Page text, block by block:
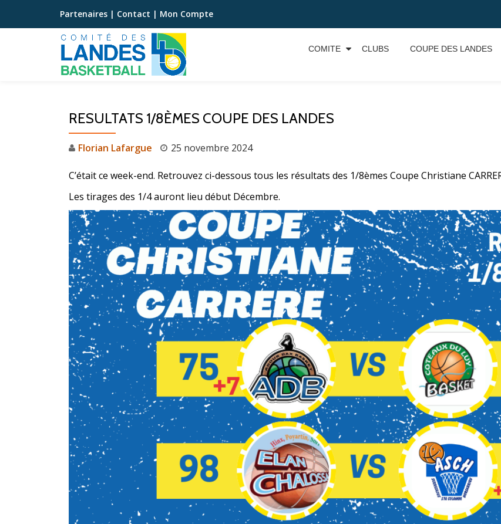
Aller
Partenaires | Contact | Mon Compte
COMITE CLUBS COUPE DES LANDES
RESULTATS 1/8ÈMES COUPE DES LANDES
Florian Lafargue 25 novembre 2024
C’était ce week-end. Retrouvez ci-dessous tous les résultats des 1/8èmes Coupe Christiane
Les tirages des 1/4 auront lieu début Décembre.